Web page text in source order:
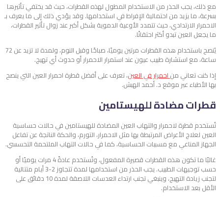
مع ذلك، يجب الحذر من الاستخدام المطول لهذه القطرات، حيث قد يختفي تأثيرها
بسرعة، ما يزيد من احتمالية الإفراط في استخدامها. وقد يؤدي ذلك إلى ما يعرف بـ
الاحمرار الارتدادي، حيث تتمدد الأوعية الدموية بشكل أكبر عند زوال تأثير القطرات،
ما يجعل العين تبدو أكثر احتقانًا.
يُنصح باستخدام هذه القطرات مرتين يوميًا، صباحًا وقبل النوم، ولمدة لا تزيد عن 72
ساعة، مع استشارة طبيب عيون عند استمرار الاحمرار أو حدوث أي تهيج.
إذا كنت تعاني مناحمرار في العين، تعرف على أفضل قطرة احمرار العين التي ينصح
بها الأطباء عبر موقع د. أحمد الهبش.
قطرات مضادة للهيستامين
تُستخدم قطرة لاحمرار والتهاب العين المضادة للهيستامين في حالات حساسية
العين لعلاج الأعراض المرتبطة بها مثل الاحمرار، التورم، والحكة الناتجة عن تفاعل
الجهاز المناعي مع مسببات الحساسية، كما في حالات التهاب الملتحمة التحسسي.
غالبًا ما تكون هذه القطرات قصيرة المفعول، وتُستخدم عادةً 4 مرات يوميًا أو
حسب توجيهات الطبيب. يجب الحذر من استخدامها لمدة تتجاوز 2-3 أيام متتالية
لتجنب زيادة التهيج، وينبغي تجنب ارتداء العدسات اللاصقة لمدة 10 دقائق على
الأقل بعد الاستخدام.